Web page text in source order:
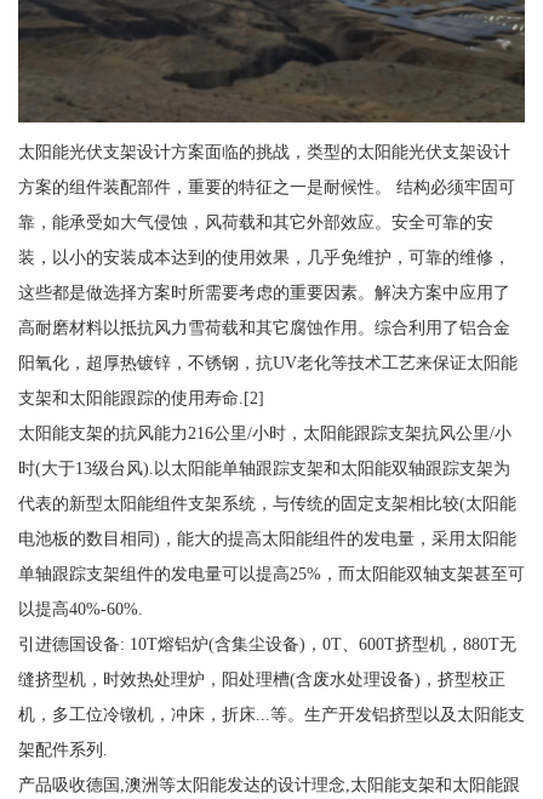
太阳能光伏支架设计方案面临的挑战，类型的太阳能光伏支架设计
方案的组件装配部件，重要的特征之一是耐候性。 结构必须牢固可
靠，能承受如大气侵蚀，风荷载和其它外部效应。安全可靠的安
装，以小的安装成本达到的使用效果，几乎免维护，可靠的维修，
这些都是做选择方案时所需要考虑的重要因素。解决方案中应用了
高耐磨材料以抵抗风力雪荷载和其它腐蚀作用。综合利用了铝合金
阳氧化，超厚热镀锌，不锈钢，抗UV老化等技术工艺来保证太阳能
支架和太阳能跟踪的使用寿命.[2]
太阳能支架的抗风能力216公里/小时，太阳能跟踪支架抗风公里/小
时(大于13级台风).以太阳能单轴跟踪支架和太阳能双轴跟踪支架为
代表的新型太阳能组件支架系统，与传统的固定支架相比较(太阳能
电池板的数目相同)，能大的提高太阳能组件的发电量，采用太阳能
单轴跟踪支架组件的发电量可以提高25%，而太阳能双轴支架甚至可
以提高40%-60%.
引进德国设备: 10T熔铝炉(含集尘设备)，0T、600T挤型机，880T无
缝挤型机，时效热处理炉，阳处理槽(含废水处理设备)，挤型校正
机，多工位冷镦机，冲床，折床...等。生产开发铝挤型以及太阳能支
架配件系列.
产品吸收德国,澳洲等太阳能发达的设计理念,太阳能支架和太阳能跟